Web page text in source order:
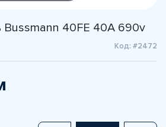
Bussmann 40FE 40A 690v
Код: #2472